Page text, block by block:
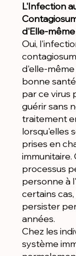
L'Infection
d'Elle-
Oui,
d'elle-même
bonne
par ce virus
guérir sans
traitement
lorsqu'elles
prises en
processus
personne à
certains
persister
années.
Chez les
système